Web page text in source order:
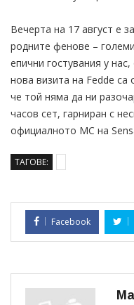
Вечерта на 17 август е
родните фенове –
епични гостувания у
нова визита на Fedde
че той няма да ни
часов сет, гарниран с
официалното MC на
ТАГОВЕ:
Facebook